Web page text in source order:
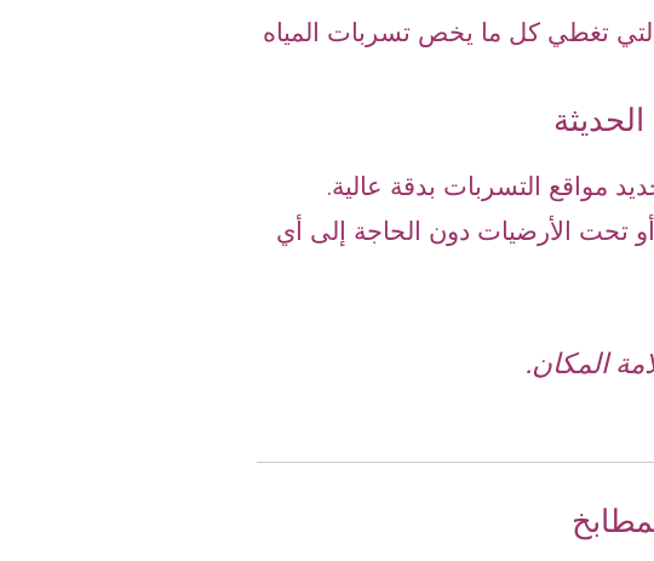
تغطي كل ما يخص تسربات المياه
مواقع التسربات بدقة عالية.
الأرضيات دون الحاجة إلى أي
المكان.